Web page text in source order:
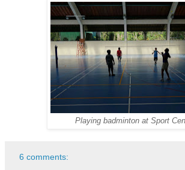
Playing badminton at Sport
6 comments: